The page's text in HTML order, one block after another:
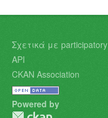
Σχετικά με
API
CKAN Association
Powered by